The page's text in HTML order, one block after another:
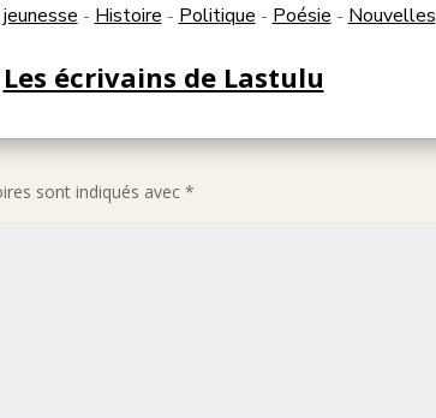
- Histoire - Politique - Poésie - Nouvelles
Les écrivains de Lastulu
sont indiqués avec*